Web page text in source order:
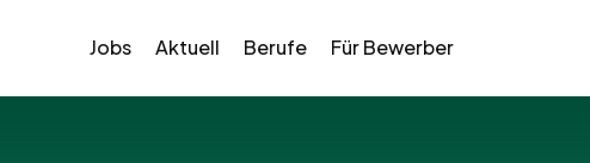
Jobs Aktuell Berufe Für Bewerber